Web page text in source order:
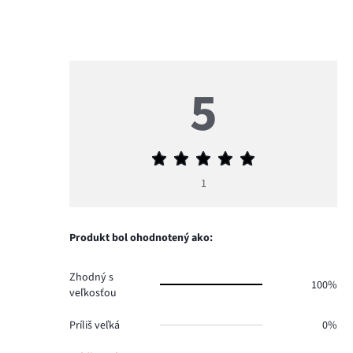
5
Priemerné
5
1
Produkt bol ohodnotený ako:
Zhodný s
veľkosťou
100%
Príliš veľká 0%